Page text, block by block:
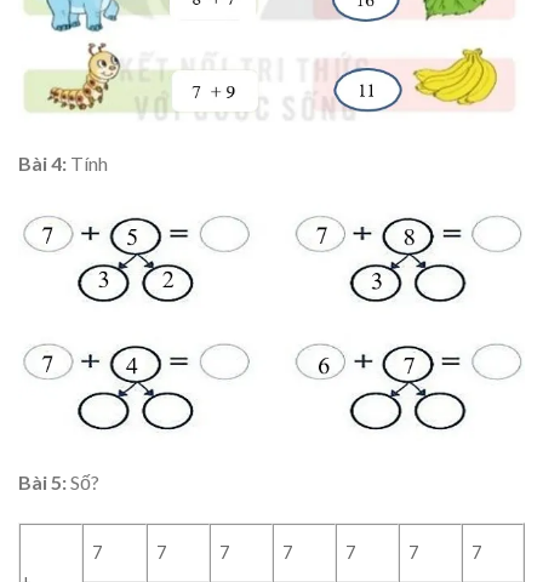
Bài 4: Tính
Bài 5:Số?
7 7 7 7 7 7 7